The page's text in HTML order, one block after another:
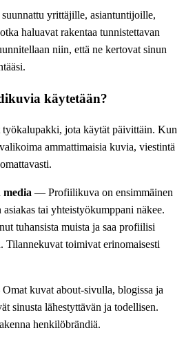
yrittäjille, asiantuntijoille,
haluavat rakentaa tunnistettavan
niin, että ne kertovat sinun
käytetään?
jota käytät päivittäin. Kun
ammattimaisia kuvia, viestintä
— Profiilikuva on ensimmäinen
tai yhteistyökumppani näkee.
tuhansista muista ja saa profiilisi
Tilannekuvat toimivat erinomaisesti
kuvat about-sivulla, blogissa ja
sinusta lähestyttävän ja todellisen.
henkilöbrändiä.